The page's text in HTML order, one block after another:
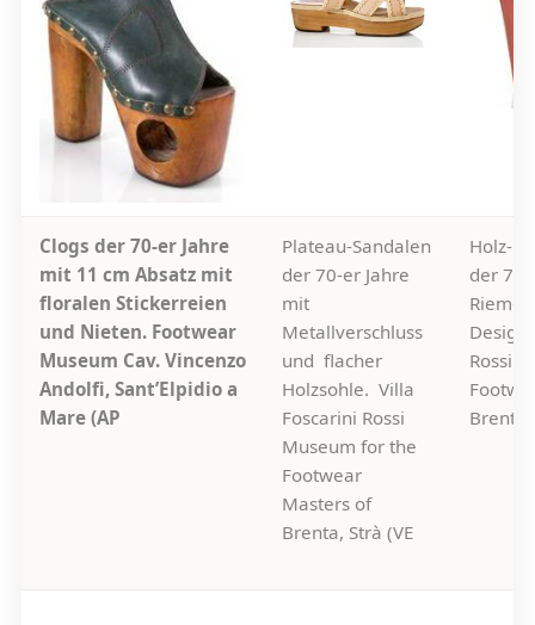
Clogs der 70-er Jahre
mit 11 cm Absatz mit
floralen Stickerreien
und Nieten. Footwear
Museum Cav. Vincenzo
Andolfi, Sant’Elpidio a
Mare (AP
Plateau-Sandalen
der 70-er Jahre
mit
Metallverschluss
und flacher
Holzsohle. Villa
Foscarini Rossi
Museum for the
Footwear
Masters of
Brenta, Strà (VE
Holz-
der 70-
Rossi
Brenta,